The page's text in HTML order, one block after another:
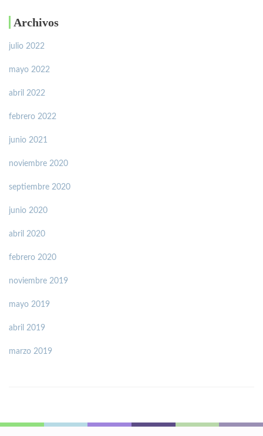
Archivos
julio 2022
mayo 2022
abril 2022
febrero 2022
junio 2021
noviembre 2020
septiembre 2020
junio 2020
abril 2020
febrero 2020
noviembre 2019
mayo 2019
abril 2019
marzo 2019